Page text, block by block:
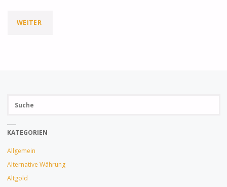
WEITER"HERAEUS
KATEGORIEN
Allgemein
Alternative Währung
Altgold